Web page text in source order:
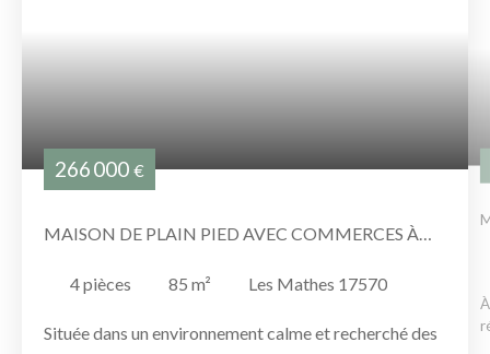
266 000 €
MAISON DE PLAIN PIED AVEC COMMERCES À
4pièces 85 m² Les Mathes 17570
Située dans un environnement calme et recherché des